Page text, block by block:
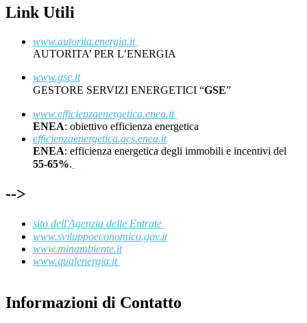
Link Utili
www.autorita.energia.it
AUTORITA’ PER L’ENERGIA
www.gse.it
GESTORE SERVIZI ENERGETICI “GSE”
www.efficienzaenergetica.enea.it
ENEA: obiettivo efficienza energetica
efficienzaenergetica.acs.enea.it
ENEA: efficienza energetica degli immobili e incentivi del
55-65%.
-->
sito dell'Agenzia delle Entrate
www.sviluppoeconomico.gov.it
www.minambiente.it
www.qualenergia.it
Informazioni di Contatto